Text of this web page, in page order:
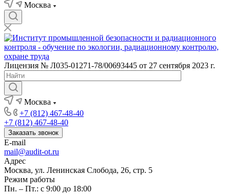
Москва
Лицензия № Л035-01271-78/00693445 от 27 сентября 2023 г.
Москва
+7 (812) 467-48-40
+7 (812) 467-48-40
Заказать звонок
E-mail
mail@audit-ot.ru
Адрес
Москва, ул. Ленинская Слобода, 26, стр. 5
Режим работы
Пн. – Пт.: с 9:00 до 18:00